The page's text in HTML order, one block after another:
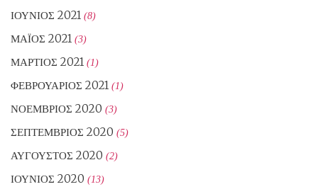
ΙΟΎΝΙΟΣ 2021 (8)
ΜΆΙΟΣ 2021 (3)
ΜΆΡΤΙΟΣ 2021 (1)
ΦΕΒΡΟΥΆΡΙΟΣ 2021 (1)
ΝΟΈΜΒΡΙΟΣ 2020 (3)
ΣΕΠΤΈΜΒΡΙΟΣ 2020 (5)
ΑΎΓΟΥΣΤΟΣ 2020 (2)
ΙΟΎΝΙΟΣ 2020 (13)